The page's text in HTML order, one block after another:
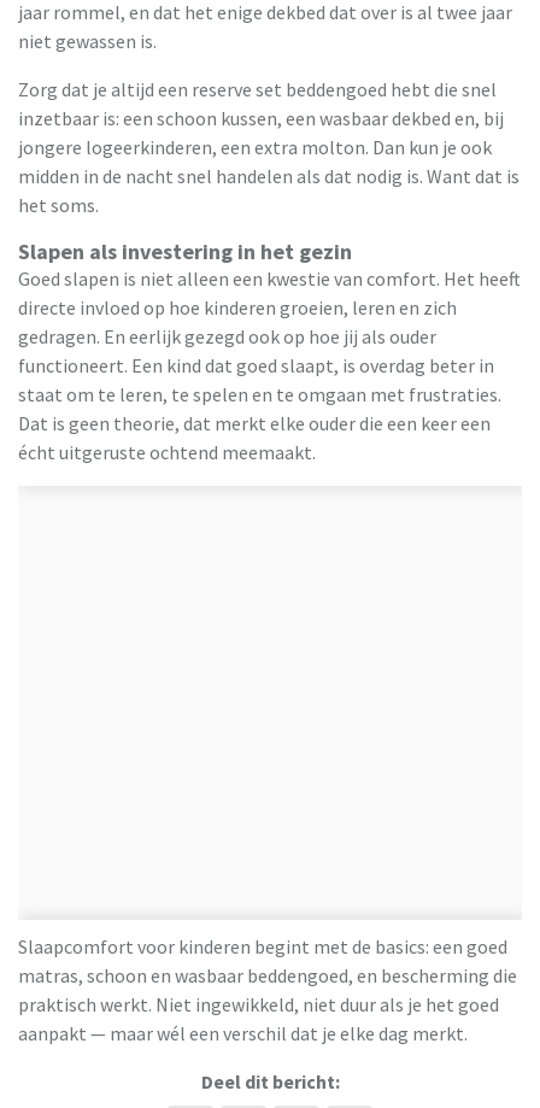
jaar rommel, en dat het enige dekbed dat over is al twee jaar
niet gewassen is.
Zorg dat je altijd een reserve set beddengoed hebt die snel
inzetbaar is: een schoon kussen, een wasbaar dekbed en, bij
jongere logeerkinderen, een extra molton. Dan kun je ook
midden in de nacht snel handelen als dat nodig is. Want dat is
het soms.
Slapen als investering in het gezin
Goed slapen is niet alleen een kwestie van comfort. Het heeft
directe invloed op hoe kinderen groeien, leren en zich
gedragen. En eerlijk gezegd ook op hoe jij als ouder
functioneert. Een kind dat goed slaapt, is overdag beter in
staat om te leren, te spelen en te omgaan met frustraties.
Dat is geen theorie, dat merkt elke ouder die een keer een
écht uitgeruste ochtend meemaakt.
Slaapcomfort voor kinderen begint met de basics: een goed
matras, schoon en wasbaar beddengoed, en bescherming die
praktisch werkt. Niet ingewikkeld, niet duur als je het goed
aanpakt — maar wél een verschil dat je elke dag merkt.
Deel dit bericht: